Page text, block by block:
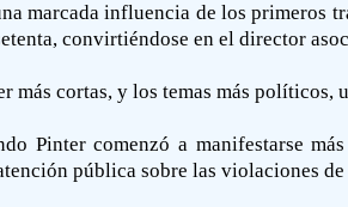
marcada influencia de los primeros
convirtiéndose en el director
más cortas, y los temas más
Pinter comenzó a manifestarse
pública sobre las violaciones